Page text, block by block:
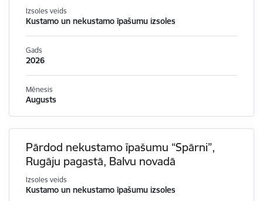
Izsoles veids
Kustamo un nekustamo īpašumu izsoles
Gads
2026
Mēnesis
Augusts
Pārdod nekustamo īpašumu “Spārni”,
Rugāju pagastā, Balvu novadā
Izsoles veids
Kustamo un nekustamo īpašumu izsoles